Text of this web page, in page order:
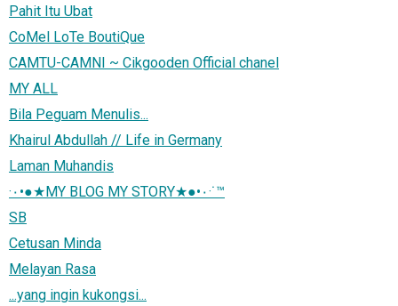
Pahit Itu Ubat
CoMel LoTe BoutiQue
CAMTU-CAMNI ~ Cikgooden Official chanel
MY ALL
Bila Peguam Menulis...
Khairul Abdullah // Life in Germany
Laman Muhandis
·٠•●★MY BLOG MY STORY★●•٠·˙™
SB
Cetusan Minda
Melayan Rasa
...yang ingin kukongsi...